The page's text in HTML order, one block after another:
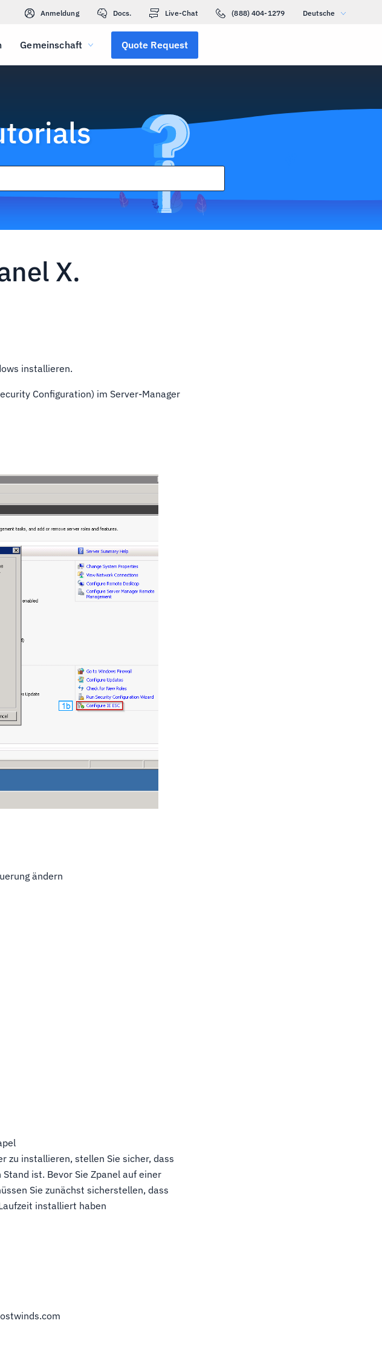
Anmeldung Docs. Live-Chat (888) 404-1279 Deutsche
Gemeinschaft Quote Request
X.
installieren.
Configuration) im Server-Manager
ändern
zu installieren, stellen Sie sicher, dass
ist. Bevor Sie Zpanel auf einer
Sie zunächst sicherstellen, dass
installiert haben